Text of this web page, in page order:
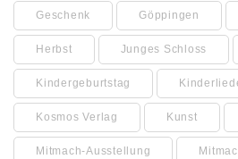
Geschenk Göppingen
Herbst Junges Schloss
Kindergeburtstag
Kosmos Verlag Kunst
Mitmach-Ausstellung